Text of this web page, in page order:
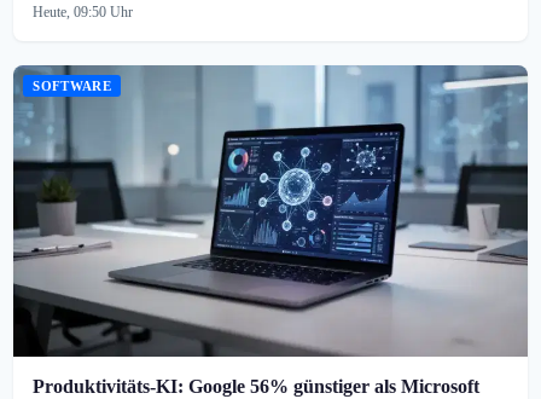
Heute, 09:50 Uhr
SOFTWARE
Produktivitäts-KI: Google 56% günstiger als Microsoft